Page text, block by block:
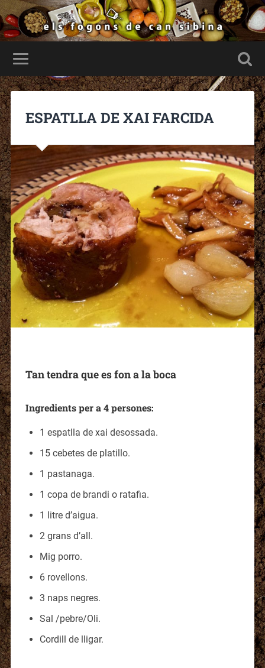
ESPATLLA DE XAI FARCIDA
Tan tendra que es fon a la boca
Ingredients per a 4 persones:
1 espatlla de xai desossada.
15 cebetes de platillo.
1 pastanaga.
1 copa de brandi o ratafia.
1 litre d’aigua.
2 grans d’all.
Mig porro.
6 rovellons.
3 naps negres.
Sal /pebre/Oli.
Cordill de lligar.